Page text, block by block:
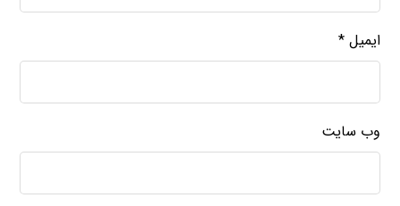
ایمیل*
وب‌ سایت